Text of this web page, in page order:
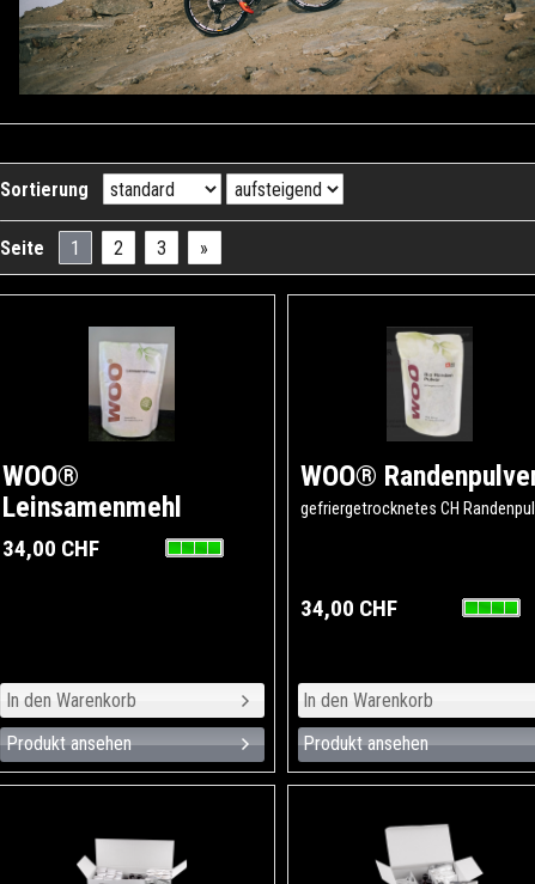
Sortierung
Seite 1 2 3 »
WOO®
Leinsamenmehl
34,00 CHF
Produkt ansehen
WOO®
gefriergetrocknetes CH
34,00 CHF
Produkt ansehen